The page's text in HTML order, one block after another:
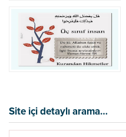
Site içi detaylı arama…